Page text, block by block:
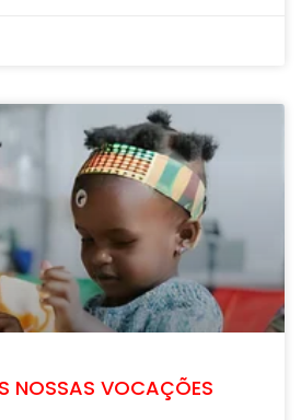
NOSSAS VOCAÇÕES